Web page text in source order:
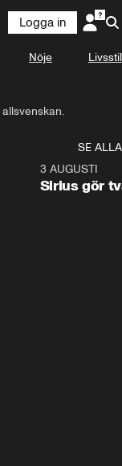
Logga in
Nöje Livsstil
SE ALLA
3 AUGUSTI
Sirius gör